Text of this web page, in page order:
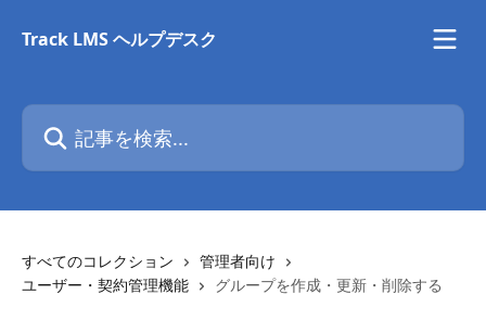
Track LMS ヘルプデスク
記事を検索...
すべてのコレクション
管理者向け
ユーザー・契約管理機能
グループを作成・更新・削除する